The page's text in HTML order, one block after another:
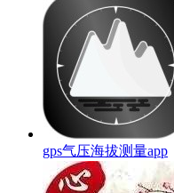
gps气压海拔测量app